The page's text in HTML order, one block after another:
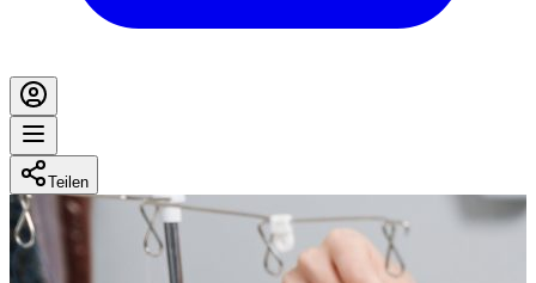
Teilen